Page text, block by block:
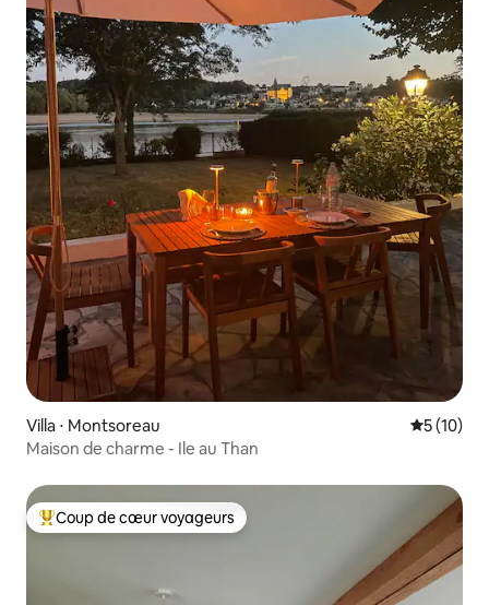
Villa ⋅ Montsoreau
5 (10)
Maison de charme - Ile au Than
Coups de cœur voyageurs les plus appréciés
Coup de cœur voyageurs